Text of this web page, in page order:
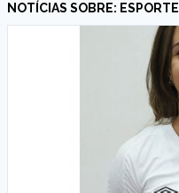
NOTÍCIAS SOBRE: ESPORTE